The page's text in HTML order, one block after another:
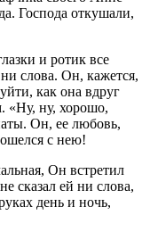
Господа откушали,
и ротик все
слова. Он, кажется,
как она вдруг
«Ну, ну, хорошо,
Он, ее любовь,
с нею!
Он встретил
сказал ей ни слова,
день и ночь,